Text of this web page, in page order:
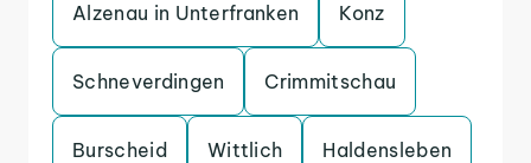
Alzenau in Unterfranken Konz
Schneverdingen Crimmitschau
Burscheid Wittlich Haldensleben